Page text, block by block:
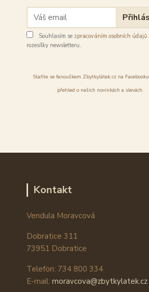
Souhlasím se zpracováním osobních údajů
rozesílky newsletteru.
Staňte se fanouškem Zbytkylátek.cz na
přehled o našich novinkách a slevách.
Kontakt
Vendula Moravcová
Dobratice 311
73951 Dobratice
Telefon: 734 800 334
E-mail: moravcova@zbytkylatek.cz